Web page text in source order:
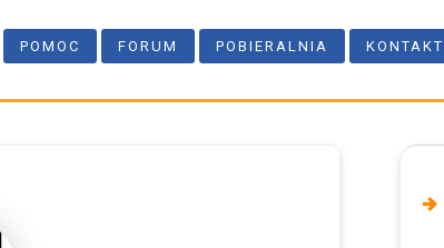
POMOC FORUM POBIERALNIA KONTAKT